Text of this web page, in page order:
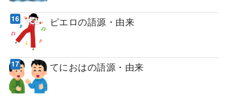
ピエロの語源・由来
てにおはの語源・由来